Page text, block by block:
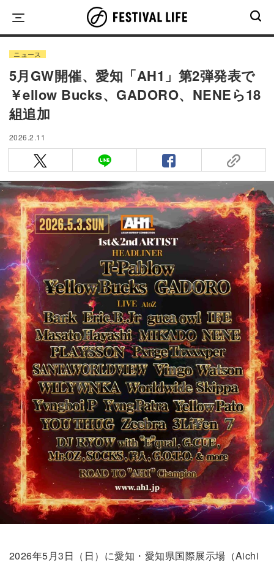
content
ニュース
5月GW開催、愛知「AH1」第2弾発表で
￥ellow Bucks、GADORO、NENEら18
組追加
2026.2.11
2026年5月3日（日）に愛知・愛知県国際展示場（Aichi